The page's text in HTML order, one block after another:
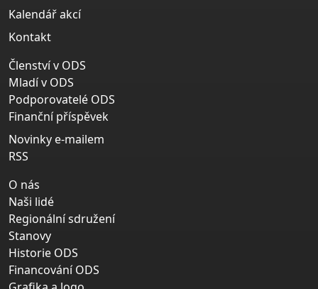
Kalendář akcí
Kontakt
Členství v ODS
Mladí v ODS
Podporovatelé ODS
Finanční příspěvek
Novinky e-mailem
RSS
O nás
Naši lidé
Regionální sdružení
Stanovy
Historie ODS
Financování ODS